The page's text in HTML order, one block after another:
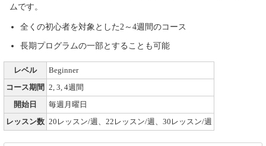
ムです。
全くの初心者を対象とした2～4週間のコース
長期プログラムの一部とすることも可能
レベル Beginner
コース期間 2, 3, 4週間
開始日 毎週月曜日
レッスン数 20レッスン/週、22レッスン/週、30レッスン/週